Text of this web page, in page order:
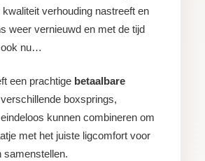
verhouding nastreeft en
weer vernieuwd en met de tijd
ook nu…
een prachtige betaalbare
boxsprings,
kunnen combineren om
met het juiste ligcomfort voor
samenstellen.